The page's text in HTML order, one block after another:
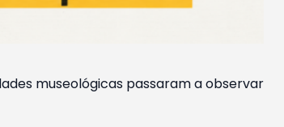
museológicas passaram a observar